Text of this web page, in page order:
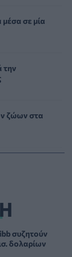
σε μία
την
ζώων στα
ψυχική υγεία
συζητούν
δολαρίων